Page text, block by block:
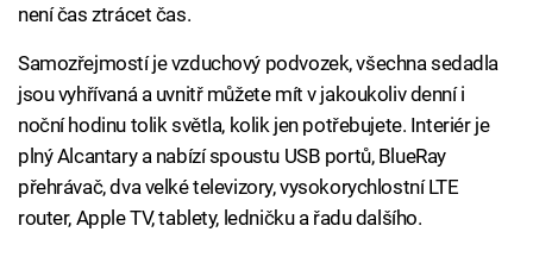
není čas ztrácet čas.
Samozřejmostí je vzduchový podvozek, všechna sedadla
jsou vyhřívaná a uvnitř můžete mít v jakoukoliv denní i
noční hodinu tolik světla, kolik jen potřebujete. Interiér je
plný Alcantary a nabízí spoustu USB portů, BlueRay
přehrávač, dva velké televizory, vysokorychlostní LTE
router, Apple TV, tablety, ledničku a řadu dalšího.